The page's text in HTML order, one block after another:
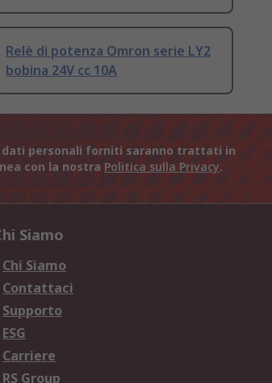
Relè di potenza Omron serie LY2
bobina 24V cc 10A
personali forniti saranno trattati in
con la nostra Politica sulla Privacy.
Siamo
Chi Siamo
Contattaci
Supporto
ESG
Carriere
RS Group